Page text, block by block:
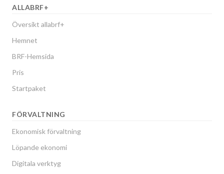
ALLABRF+
Översikt allabrf+
Hemnet
BRF-Hemsida
Pris
Startpaket
FÖRVALTNING
Ekonomisk förvaltning
Löpande ekonomi
Digitala verktyg